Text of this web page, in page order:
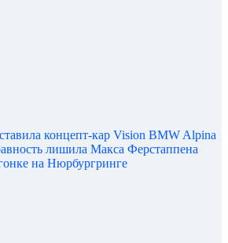
концепт-кар Vision BMW Alpina
лишила Макса Ферстаппена
на Нюрбургринге